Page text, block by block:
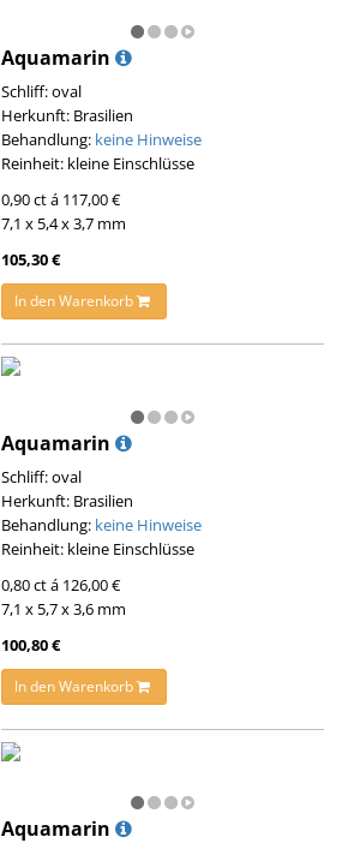
Aquamarin
Schliff: oval
Herkunft: Brasilien
Behandlung: keine Hinweise
Reinheit: kleine Einschlüsse
0,90 ct á 117,00 €
7,1 x 5,4 x 3,7 mm
105,30 €
In den Warenkorb
Aquamarin
Schliff: oval
Herkunft: Brasilien
Behandlung: keine Hinweise
Reinheit: kleine Einschlüsse
0,80 ct á 126,00 €
7,1 x 5,7 x 3,6 mm
100,80 €
In den Warenkorb
Aquamarin